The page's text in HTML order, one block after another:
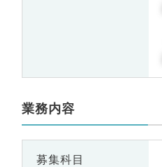
業務内容
募集科目